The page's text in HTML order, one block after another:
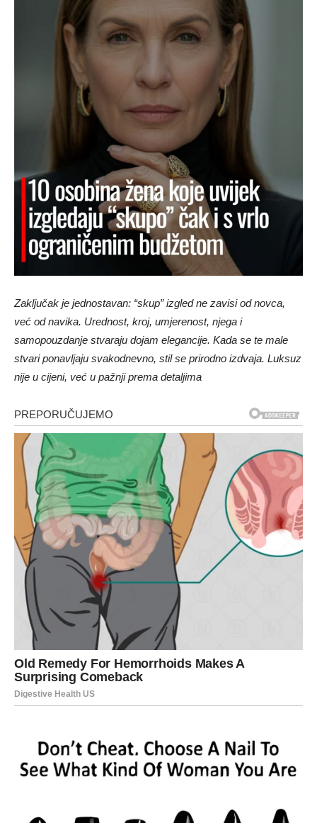
Zaključak je jednostavan: “skup” izgled ne zavisi od novca,
već od navika. Urednost, kroj, umjerenost, njega i
samopouzdanje stvaraju dojam elegancije. Kada se te male
stvari ponavljaju svakodnevno, stil se prirodno izdvaja. Luksuz
nije u cijeni, već u pažnji prema detaljima